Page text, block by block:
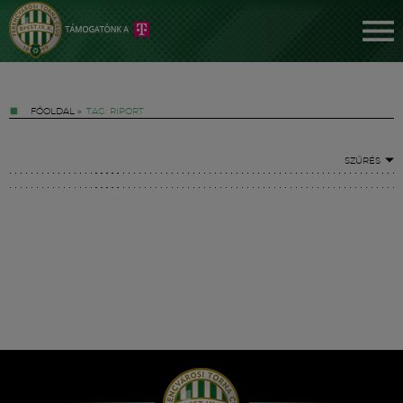
FŐOLDAL » TAG: RIPORT
SZŰRÉS
Hírek